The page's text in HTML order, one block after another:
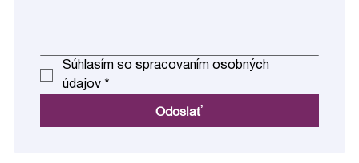
Súhlasím so spracovaním osobných
údajov *
Odoslať